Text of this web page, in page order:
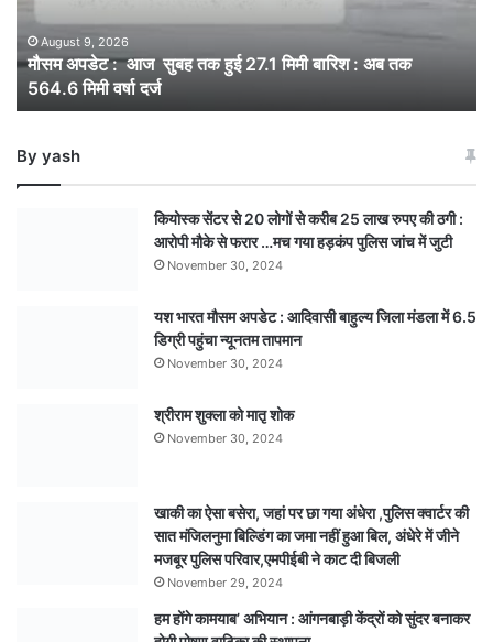
27.1
मिमी
बारिश
:
तक
564.6
August 9, 2026
मौसम अपडेट : आज सुबह तक हुई 27.1 मिमी बारिश : अब तक
564.6 मिमी वर्षा दर्ज
By yash
कियोस्क सेंटर से 20 लोगों से करीब 25 लाख रुपए की ठगी :
आरोपी मौके से फरार …मच गया हड़कंप पुलिस जांच में जुटी
November 30, 2024
यश भारत मौसम अपडेट : आदिवासी बाहुल्य जिला मंडला में 6.5
डिग्री पहुंचा न्यूनतम तापमान
November 30, 2024
श्रीराम शुक्ला को मातृ शोक
November 30, 2024
खाकी का ऐसा बसेरा, जहां पर छा गया अंधेरा ,पुलिस क्वार्टर की
सात मंजिलनुमा बिल्डिंग का जमा नहीं हुआ बिल, अंधेरे में जीने
मजबूर पुलिस परिवार,एमपीईबी ने काट दी बिजली
November 29, 2024
हम होंगे कामयाब’ अभियान : आंगनबाड़ी केंद्रों को सुंदर बनाकर